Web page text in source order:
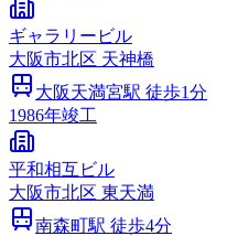
ギャラリービル
大阪市北区 天神橋
大阪天満宮駅 徒歩1分
1986年竣工
平和相互ビル
大阪市北区 東天満
南森町駅 徒歩4分